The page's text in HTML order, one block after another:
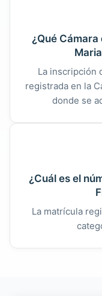
¿Qué
La inscripción
registrada en la
donde se
¿Cuál es el
La matrícula